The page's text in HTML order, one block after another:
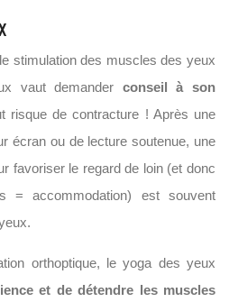
stimulation des muscles des yeux
vaut demander conseil à son
risque de contracture ! Après une
écran ou de lecture soutenue, une
favoriser le regard de loin (et donc
= accommodation) est souvent
orthoptique, le yoga des yeux
et de détendre les muscles